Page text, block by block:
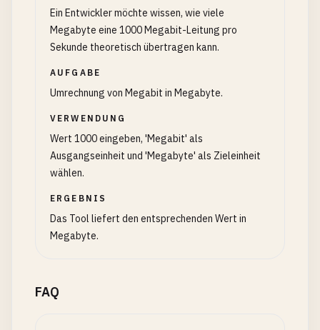
Ein Entwickler möchte wissen, wie viele
Megabyte eine 1000 Megabit-Leitung pro
Sekunde theoretisch übertragen kann.
AUFGABE
Umrechnung von Megabit in Megabyte.
VERWENDUNG
Wert 1000 eingeben, 'Megabit' als
Ausgangseinheit und 'Megabyte' als Zieleinheit
wählen.
ERGEBNIS
Das Tool liefert den entsprechenden Wert in
Megabyte.
FAQ